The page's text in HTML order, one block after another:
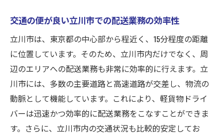
交通の便が良い立川市での配送業務の効率性
立川市は、東京都の中心部から程近く、15分程度の距離
に位置しています。そのため、立川市内だけでなく、周
辺のエリアへの配送業務も非常に効率的に行えます。立
川市には、多数の主要道路と高速道路が交差し、物流の
動脈として機能しています。これにより、軽貨物ドライ
バーは迅速かつ効率的に配送業務をこなすことができま
す。さらに、立川市内の交通状況も比較的安定してお